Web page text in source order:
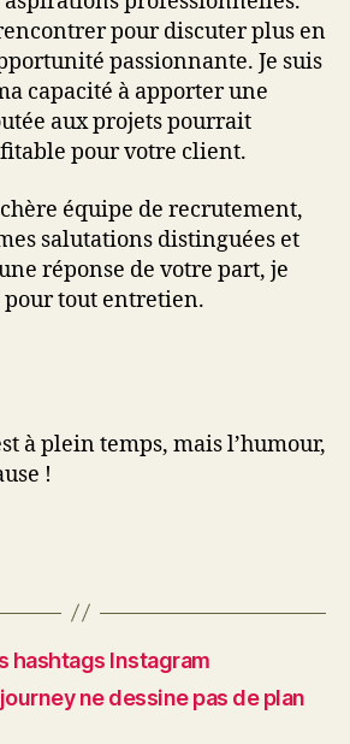
pour discuter plus en
passionnante. Je suis
capacité à apporter une
aux projets pourrait
pour votre client.
chère équipe de recrutement,
salutations distinguées et
réponse de votre part, je
tout entretien.
à plein temps, mais l’humour,
!
hashtags Instagram
ne dessine pas de plan